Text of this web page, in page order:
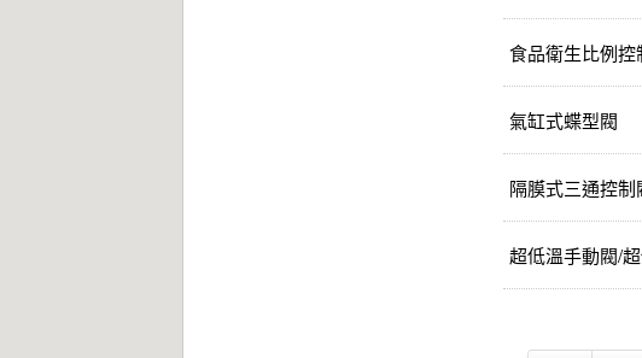
食品衛生比例控
氣缸式蝶型閥
隔膜式三通控制
超低溫手動閥/